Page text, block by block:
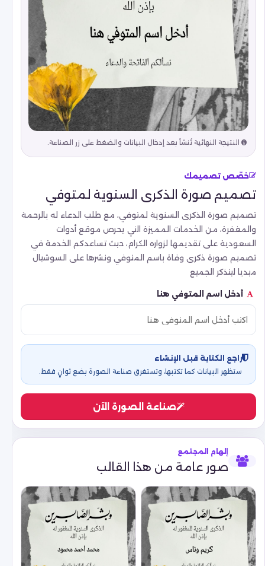
النتيجة النهائية تُنشأ بعد إدخال البيانات والضغط على زر الصناعة.
خصّص تصميمك
تصميم صورة الذكرى السنوية لمتوفي
تصميم صورة الذكرى السنوية لمتوفي، مع طلب الدعاء له بالرحمة
والمغفرة، من الخدمات المميزة التي يحرص موقع أدوات
السعودية على تقديمها لزواره الكرام، حيث تساعدكم الخدمة في
تصميم صورة ذكرى وفاة باسم المتوفي ونشرها على السوشيال
ميديا ليتذكر الجميع
أدخل اسم المتوفي هنا
راجع الكتابة قبل الإنشاء
ستظهر البيانات كما تكتبها، وتستغرق صناعة الصورة بضع ثوانٍ فقط.
صناعة الصورة الآن
إلهام المجتمع
صور عامة من هذا القالب